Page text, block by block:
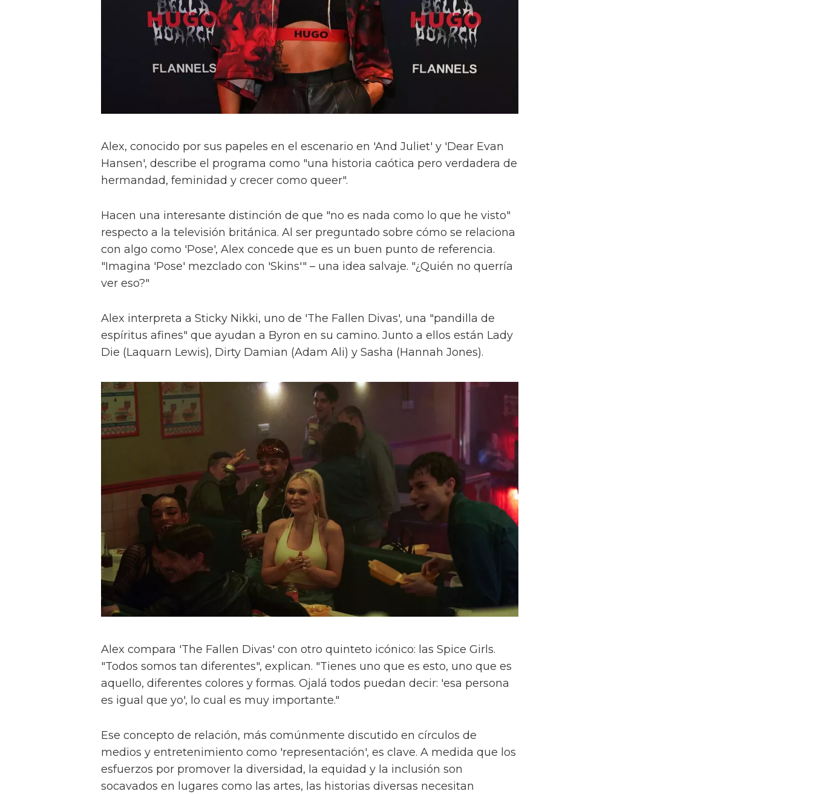
Alex, conocido por sus papeles en el escenario en 'And Juliet' y 'Dear Evan
Hansen', describe el programa como "una historia caótica pero verdadera de
hermandad, feminidad y crecer como queer".
Hacen una interesante distinción de que "no es nada como lo que he visto"
respecto a la televisión británica. Al ser preguntado sobre cómo se relaciona
con algo como 'Pose', Alex concede que es un buen punto de referencia.
"Imagina 'Pose' mezclado con 'Skins'" – una idea salvaje. "¿Quién no querría
ver eso?"
Alex interpreta a Sticky Nikki, uno de 'The Fallen Divas', una "pandilla de
espíritus afines" que ayudan a Byron en su camino. Junto a ellos están Lady
Die (Laquarn Lewis), Dirty Damian (Adam Ali) y Sasha (Hannah Jones).
Alex compara 'The Fallen Divas' con otro quinteto icónico: las Spice Girls.
"Todos somos tan diferentes", explican. "Tienes uno que es esto, uno que es
aquello, diferentes colores y formas. Ojalá todos puedan decir: 'esa persona
es igual que yo', lo cual es muy importante."
Ese concepto de relación, más comúnmente discutido en círculos de
medios y entretenimiento como 'representación', es clave. A medida que los
esfuerzos por promover la diversidad, la equidad y la inclusión son
socavados en lugares como las artes, las historias diversas necesitan